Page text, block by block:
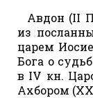
Авдон (II
из
царем
Бога о
в IV кн.
Ахбором